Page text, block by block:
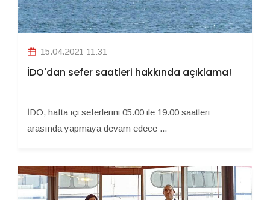
15.04.2021 11:31
İDO'dan sefer saatleri hakkında açıklama!
İDO, hafta içi seferlerini 05.00 ile 19.00 saatleri
arasında yapmaya devam edece ...